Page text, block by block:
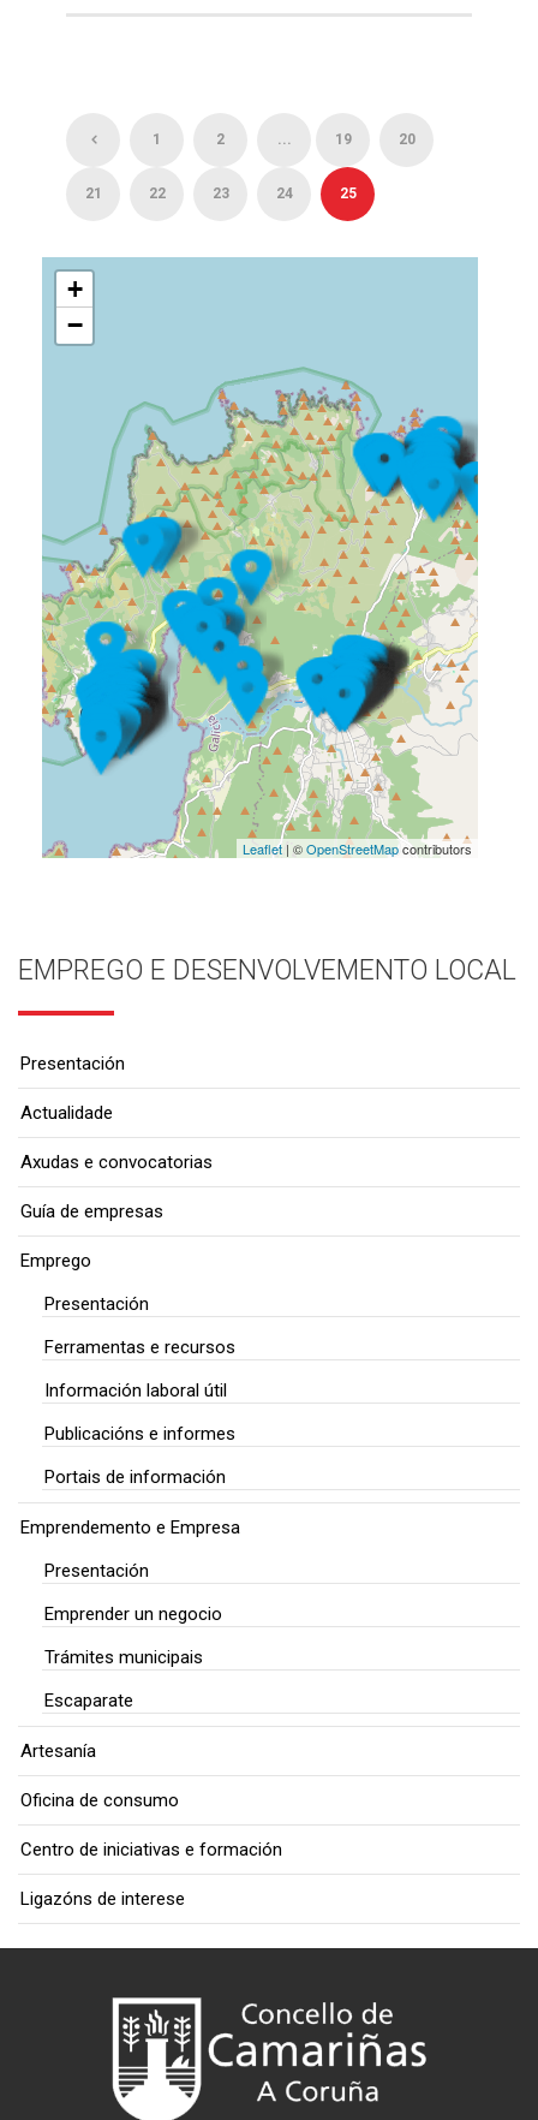
1 2 ... 19 20
21 22 23 24 25
+
−
Leaflet| ©OpenStreetMapcontributors
EMPREGO E DESENVOLVEMENTO LOCAL
Presentación
Actualidade
Axudas e convocatorias
Guía de empresas
Emprego
Presentación
Ferramentas e recursos
Información laboral útil
Publicacións e informes
Portais de información
Emprendemento e Empresa
Presentación
Emprender un negocio
Trámites municipais
Escaparate
Artesanía
Oficina de consumo
Centro de iniciativas e formación
Ligazóns de interese